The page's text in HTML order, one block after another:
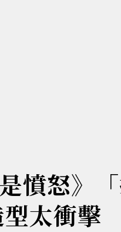
憤怒》
太衝擊